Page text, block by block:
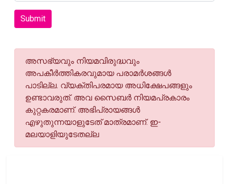
Submit
അസഭ്യവും നിയമവിരുദ്ധവും
അപകീര്‍ത്തികരവുമായ പരാമര്‍ശങ്ങള്‍
പാടില്ല. വ്യക്തിപരമായ അധിക്ഷേപങ്ങളും
ഉണ്ടാവരുത്. അവ സൈബര്‍ നിയമപ്രകാരം
കുറ്റകരമാണ്. അഭിപ്രായങ്ങള്‍
എഴുതുന്നയാളുടേത് മാത്രമാണ്. ഇ-
മലയാളിയുടേതല്ല